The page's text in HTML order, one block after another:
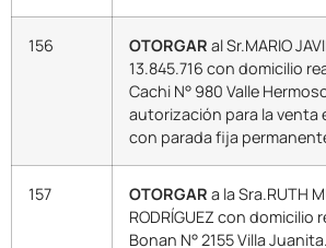
156 OTORGAR al Sr.MARIO
13.845.716 con domicilio
Cachi N° 980 Valle
autorización para la venta
con parada fija
157 OTORGAR a la Sra.RUTH
RODRÍGUEZ con domicilio
Bonan N° 2155 Villa